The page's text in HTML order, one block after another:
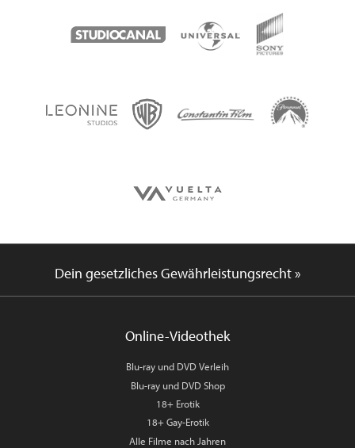
Dein gesetzliches Gewährleistungsrecht »
Online-Videothek
Blu-ray und DVD Verleih
Blu-ray und DVD Shop
18+ Erotik
18+ Gay-Erotik
Alle Filme nach Jahren